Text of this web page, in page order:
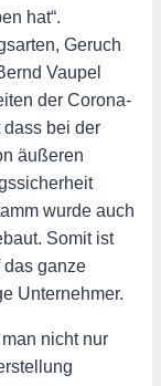
hat“.
Geruch
Vaupel
der Corona-
bei der
äußeren
wurde auch
Somit ist
ganze
Unternehmer.
nicht nur